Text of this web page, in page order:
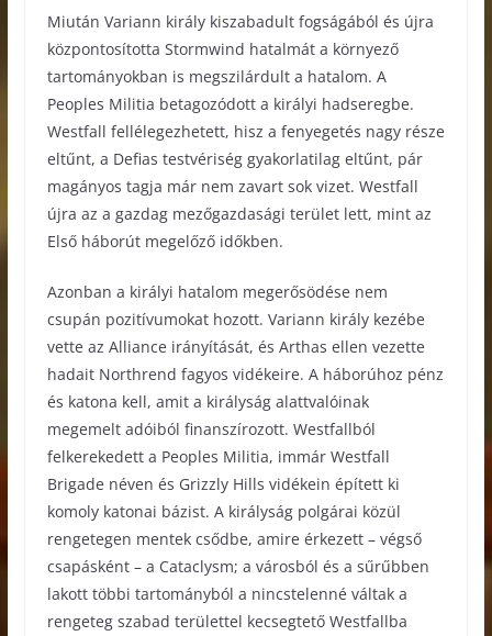
Miután Variann király kiszabadult fogságából és újra
központosította Stormwind hatalmát a környező
tartományokban is megszilárdult a hatalom. A
Peoples Militia betagozódott a királyi hadseregbe.
Westfall fellélegezhetett, hisz a fenyegetés nagy része
eltűnt, a Defias testvériség gyakorlatilag eltűnt, pár
magányos tagja már nem zavart sok vizet. Westfall
újra az a gazdag mezőgazdasági terület lett, mint az
Első háborút megelőző időkben.
Azonban a királyi hatalom megerősödése nem
csupán pozitívumokat hozott. Variann király kezébe
vette az Alliance irányítását, és Arthas ellen vezette
hadait Northrend fagyos vidékeire. A háborúhoz pénz
és katona kell, amit a királyság alattvalóinak
megemelt adóiból finanszírozott. Westfallból
felkerekedett a Peoples Militia, immár Westfall
Brigade néven és Grizzly Hills vidékein épített ki
komoly katonai bázist. A királyság polgárai közül
rengetegen mentek csődbe, amire érkezett – végső
csapásként – a Cataclysm; a városból és a sűrűbben
lakott többi tartományból a nincstelenné váltak a
rengeteg szabad területtel kecsegtető Westfallba